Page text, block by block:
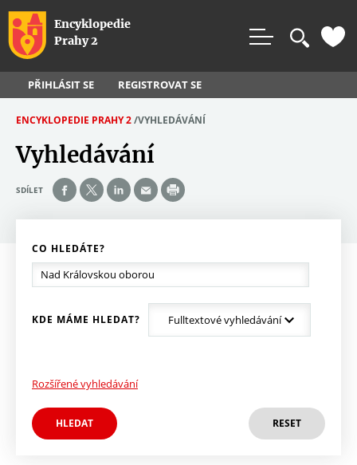
Encyklopedie
Prahy 2
PŘIHLÁSIT SE REGISTROVAT SE
J
S
T
ENCYKLOPEDIE PRAHY 2/VYHLEDÁVÁNÍ
Vyhledávání
SDÍLET
CO HLEDÁTE?
KDE MÁME HLEDAT?
Rozšířené vyhledávání